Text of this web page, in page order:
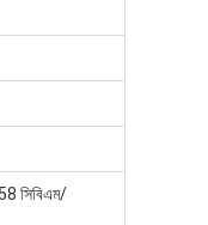
সিবিএম/